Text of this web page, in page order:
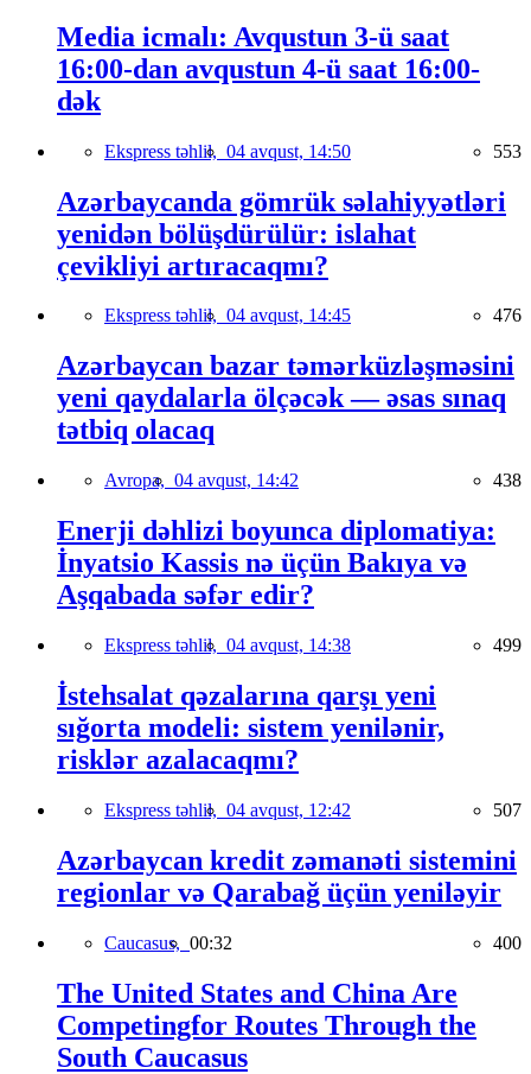
Media icmalı: Avqustun 3-ü saat
16:00-dan avqustun 4-ü saat 16:00-
dək
Ekspress təhlil, 04 avqust, 14:50 553
Azərbaycanda gömrük səlahiyyətləri
yenidən bölüşdürülür: islahat
çevikliyi artıracaqmı?
Ekspress təhlil, 04 avqust, 14:45 476
Azərbaycan bazar təmərküzləşməsini
yeni qaydalarla ölçəcək — əsas sınaq
tətbiq olacaq
Avropa, 04 avqust, 14:42 438
Enerji dəhlizi boyunca diplomatiya:
İnyatsio Kassis nə üçün Bakıya və
Aşqabada səfər edir?
Ekspress təhlil, 04 avqust, 14:38 499
İstehsalat qəzalarına qarşı yeni
sığorta modeli: sistem yenilənir,
risklər azalacaqmı?
Ekspress təhlil, 04 avqust, 12:42 507
Azərbaycan kredit zəmanəti sistemini
regionlar və Qarabağ üçün yeniləyir
Caucasus, 00:32 400
The United States and China Are
Competingfor Routes Through the
South Caucasus